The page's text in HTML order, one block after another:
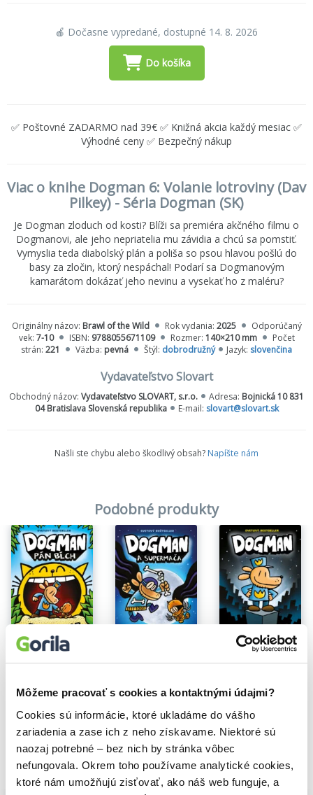
Môžeme pracovať s cookies a kontaktnými údajmi?
Cookies sú informácie, ktoré ukladáme do vášho
zariadenia a zase ich z neho získavame. Niektoré sú
naozaj potrebné – bez nich by stránka vôbec
nefungovala. Okrem toho používame analytické cookies,
ktoré nám umožňujú zisťovať, ako náš web funguje, a
🍎 Dočasne vypredané, dostupné 14. 8. 2026
Do košíka
✅ Poštovné ZADARMO nad 39€ ✅ Knižná akcia každý mesiac ✅
Výhodné ceny ✅ Bezpečný nákup
Viac o knihe Dogman 6: Volanie lotroviny (Dav
Pilkey) - Séria Dogman (SK)
Je Dogman zloduch od kosti? Blíži sa premiéra akčného filmu o
Dogmanovi, ale jeho nepriatelia mu závidia a chcú sa pomstiť.
Vymyslia teda diabolský plán a poliša so psou hlavou pošlú do
basy za zločin, ktorý nespáchal! Podarí sa Dogmanovým
kamarátom dokázať jeho nevinu a vysekať ho z maléru?
Originálny názov: Brawl of the Wild Rok vydania: 2025
Odporúčaný
vek: 7-10 ISBN: 9788055671109 Rozmer: 140×210 mm
Počet
strán: 221 Väzba: pevná Štýl: dobrodružný Jazyk: slovenčina
Vydavateľstvo Slovart
Obchodný názov: Vydavateľstvo SLOVART, s.r.o. Adresa: Bojnická 10 831
04 Bratislava Slovenská republika
E-mail: slovart@slovart.sk
Našli ste chybu alebo škodlivý obsah? Napíšte nám
Podobné produkty
Na sklade
Dogman 5: Pán bĺch
11,81€
Dogman 4: Supermača
12,90€
Na sklade
Dogman
11,81€
Vybrané pre teba